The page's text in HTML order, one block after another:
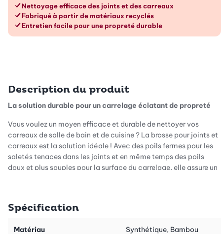
Les avantages en un coup d’œil
Nettoyage efficace des joints et des carreaux
Fabriqué à partir de matériaux recyclés
Entretien facile pour une propreté durable
Description du produit
La solution durable pour un carrelage éclatant de propreté
Vous voulez un moyen efficace et durable de nettoyer vos
carreaux de salle de bain et de cuisine ? La brosse pour joints et
carreaux est la solution idéale ! Avec des poils fermes pour les
saletés tenaces dans les joints et en même temps des poils
doux et plus souples pour la surface du carrelage, elle assure un
Un design élégant pour un nettoyage sans effort
Spécification
Matériau Synthétique, Bambou